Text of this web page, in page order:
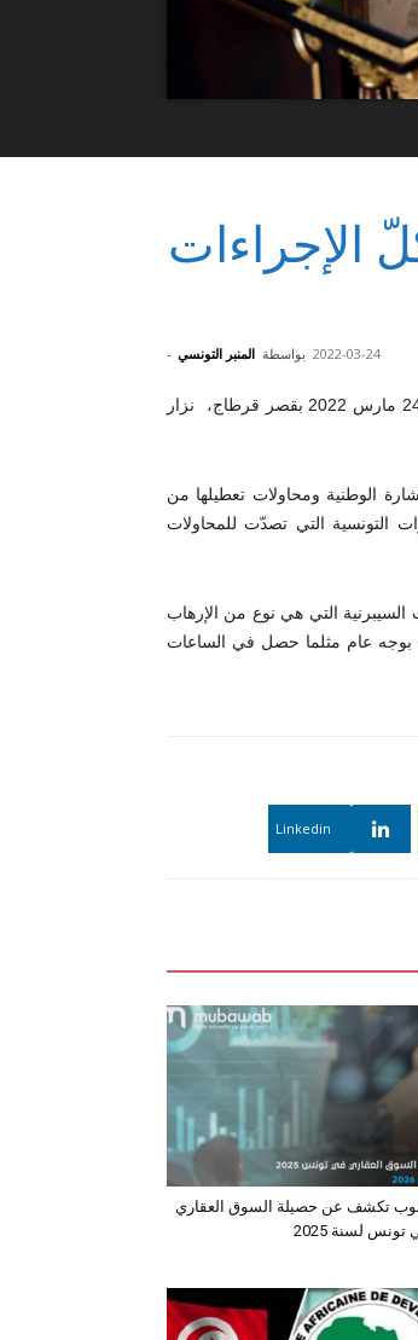
الإجراءات
بواسطة المنبر التونسي - 2022-03-24
استقبل رئيس الجمهورية قيس سعيّد، اليوم الخميس 24 مارس 2022 بقصر قرطاج، نزار
الوطنية ومحاولات تعطيلها من
التونسية التي تصدّت للمحاولات
السيبرنية التي هي نوع من الإرهاب
بوجه عام مثلما حصل في الساعات
Linkedin
تكشف عن حصيلة السوق العقاري
تونس لسنة 2025